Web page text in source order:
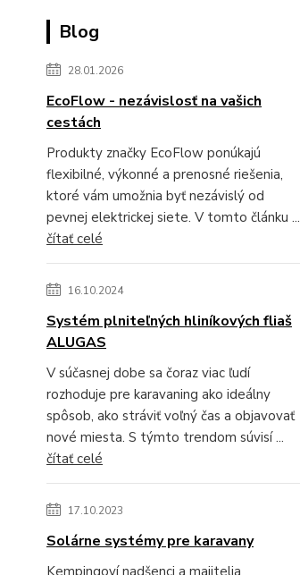
Blog
28.01.2026
EcoFlow - nezávislosť na vašich
cestách
Produkty značky EcoFlow ponúkajú
flexibilné, výkonné a prenosné riešenia,
ktoré vám umožnia byť nezávislý od
pevnej elektrickej siete. V tomto článku ...
čítať celé
16.10.2024
Systém plniteľných hliníkových fliaš
ALUGAS
V súčasnej dobe sa čoraz viac ľudí
rozhoduje pre karavaning ako ideálny
spôsob, ako stráviť voľný čas a objavovať
nové miesta. S týmto trendom súvisí ...
čítať celé
17.10.2023
Solárne systémy pre karavany
Kempingoví nadšenci a majitelia